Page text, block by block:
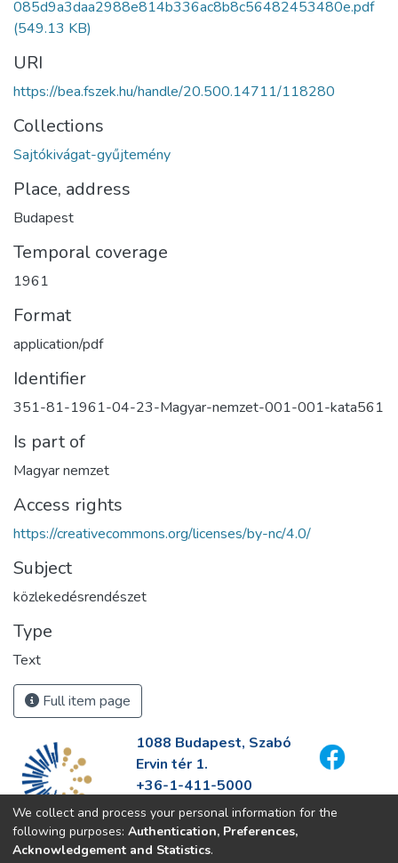
085d9a3daa2988e814b336ac8b8c56482453480e.pdf
(549.13 KB)
URI
https://bea.fszek.hu/handle/20.500.14711/118280
Collections
Sajtókivágat-gyűjtemény
Place, address
Budapest
Temporal coverage
1961
Format
application/pdf
Identifier
351-81-1961-04-23-Magyar-nemzet-001-001-kata561
Is part of
Magyar nemzet
Access rights
https://creativecommons.org/licenses/by-nc/4.0/
Subject
közlekedésrendészet
Type
Text
Full item page
1088 Budapest, Szabó
Ervin tér 1.
+36-1-411-5000
info@fszek.hu
https://fszek.hu
We collect and process your personal information for the
following purposes: Authentication, Preferences,
Acknowledgement and Statistics.